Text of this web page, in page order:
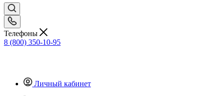
Телефоны
8 (800) 350-10-95
Личный кабинет